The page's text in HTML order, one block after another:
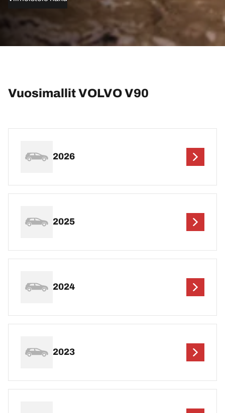
Vuosimallit VOLVO V90
2026
2025
2024
2023